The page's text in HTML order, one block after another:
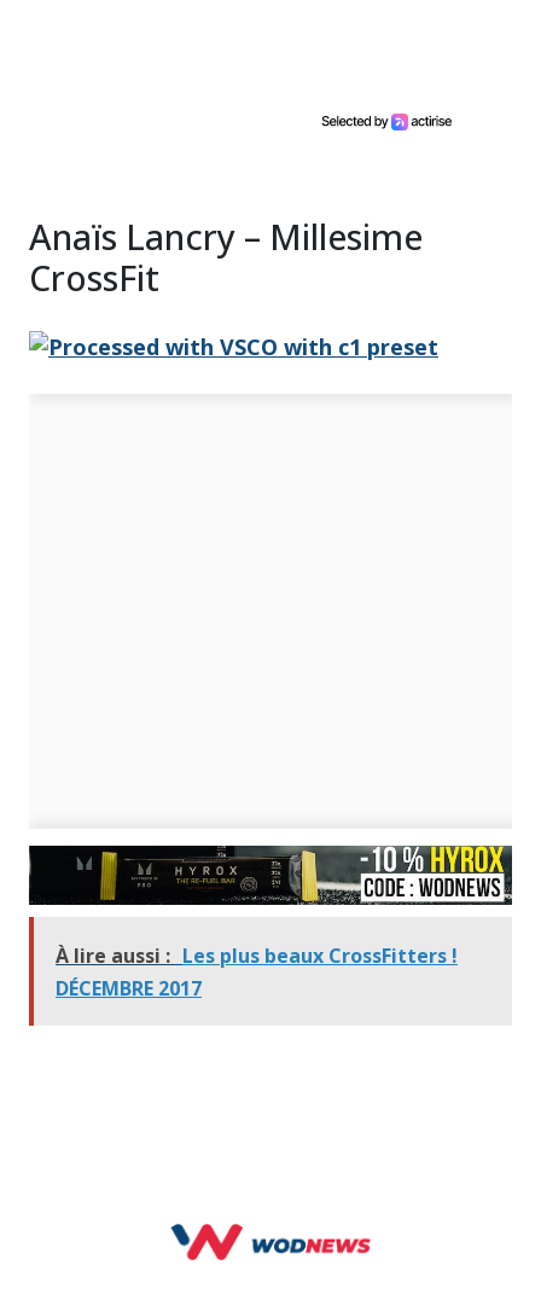
Anaïs Lancry – Millesime
CrossFit
À lire aussi : Les plus beaux CrossFitters !
DÉCEMBRE 2017